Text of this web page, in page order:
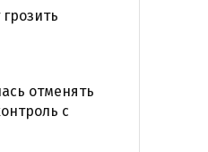
отменять
с